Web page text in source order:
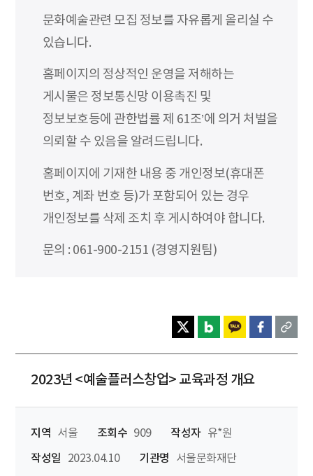
문화예술관련 모집 정보를 자유롭게 올리실 수
있습니다.
홈페이지의 정상적인 운영을 저해하는
게시물은 정보통신망 이용촉진 및
정보보호등에 관한법률 제 61조’에 의거 처벌을
의뢰할 수 있음을 알려드립니다.
홈페이지에 기재한 내용 중 개인정보(휴대폰
번호, 계좌 번호 등)가 포함되어 있는 경우
개인정보를 삭제 조치 후 게시하여야 합니다.
문의 : 061-900-2151 (경영지원팀)
2023년 <예술플러스창업> 교육과정 개요
지역 서울 조회수 909 작성자 유*원
작성일
2023.04.10 기관명 서울문화재단